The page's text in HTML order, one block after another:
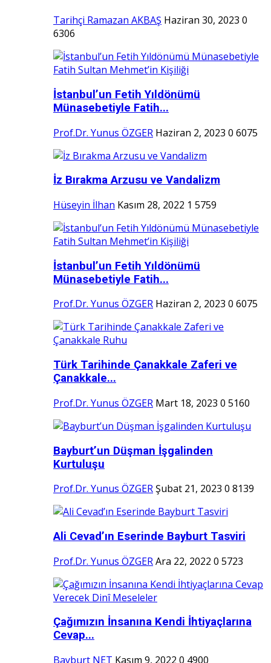
Tarihçi Ramazan AKBAŞ Haziran 30, 2023 0
6306
İstanbul’un Fetih Yıldönümü
Münasebetiyle Fatih...
Prof.Dr. Yunus ÖZGER Haziran 2, 2023 0 6075
İz Bırakma Arzusu ve Vandalizm
Hüseyin İlhan Kasım 28, 2022 1 5759
İstanbul’un Fetih Yıldönümü
Münasebetiyle Fatih...
Prof.Dr. Yunus ÖZGER Haziran 2, 2023 0 6075
Türk Tarihinde Çanakkale Zaferi ve
Çanakkale...
Prof.Dr. Yunus ÖZGER Mart 18, 2023 0 5160
Bayburt’un Düşman İşgalinden
Kurtuluşu
Prof.Dr. Yunus ÖZGERŞubat 21, 2023 0 8139
Ali Cevad’ın Eserinde Bayburt Tasviri
Prof.Dr. Yunus ÖZGERAra 22, 2022 0 5723
Çağımızın İnsanına Kendi İhtiyaçlarına
Cevap...
Bayburt NET Kasım 9, 2022 0 4900